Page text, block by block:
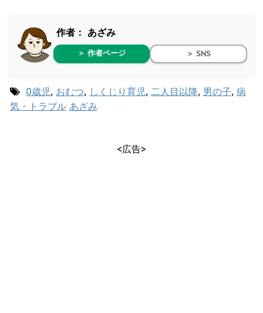
作者： あざみ
＞ 作者ページ ＞ SNS
0歳児, おむつ, しくじり育児, 二人目以降, 男の子, 病
気・トラブル あざみ
<広告>